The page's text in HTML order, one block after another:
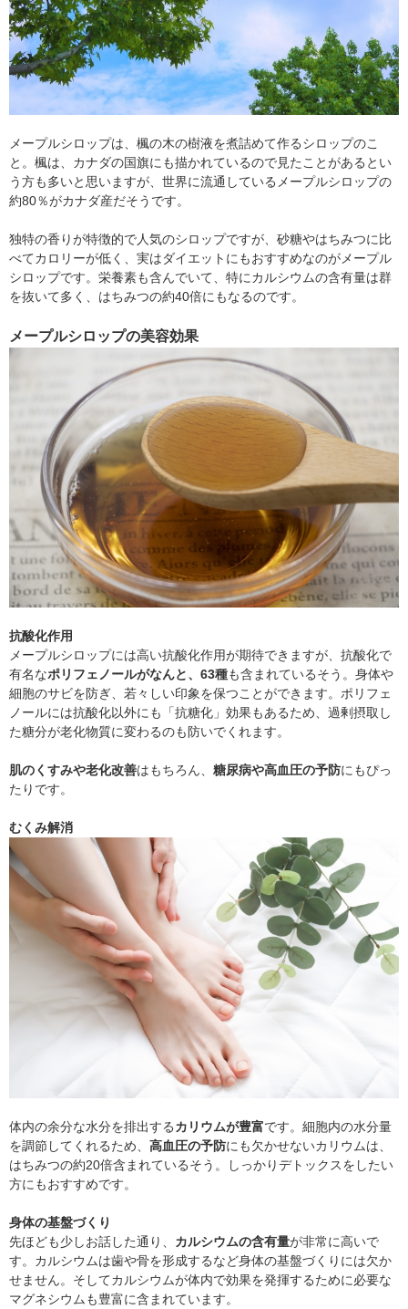
メープルシロップは、楓の木の樹液を煮詰めて作るシロップのこ
と。楓は、カナダの国旗にも描かれているので見たことがあるとい
う方も多いと思いますが、世界に流通しているメープルシロップの
約80％がカナダ産だそうです。
独特の香りが特徴的で人気のシロップですが、砂糖やはちみつに比
べてカロリーが低く、実はダイエットにもおすすめなのがメープル
シロップです。栄養素も含んでいて、特にカルシウムの含有量は群
を抜いて多く、はちみつの約40倍にもなるのです。
メープルシロップの美容効果
抗酸化作用
メープルシロップには高い抗酸化作用が期待できますが、抗酸化で
有名なポリフェノールがなんと、63種も含まれているそう。身体や
細胞のサビを防ぎ、若々しい印象を保つことができます。ポリフェ
ノールには抗酸化以外にも「抗糖化」効果もあるため、過剰摂取し
た糖分が老化物質に変わるのも防いでくれます。
肌のくすみや老化改善はもちろん、 糖尿病や高血圧の予防にもぴっ
たりです。
むくみ解消
体内の余分な水分を排出するカリウムが豊富です。細胞内の水分量
を調節してくれるため、 高血圧の予防にも欠かせないカリウムは、
はちみつの約20倍含まれているそう。しっかりデトックスをしたい
方にもおすすめです。
身体の基盤づくり
先ほども少しお話した通り、 カルシウムの含有量が非常に高いで
す。カルシウムは歯や骨を形成するなど身体の基盤づくりには欠か
せません。そしてカルシウムが体内で効果を発揮するために必要な
マグネシウムも豊富に含まれています。